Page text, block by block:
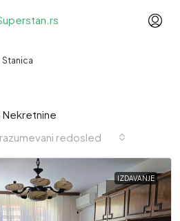
Stanica
Nekretnine
redosled
IZDAVANJE